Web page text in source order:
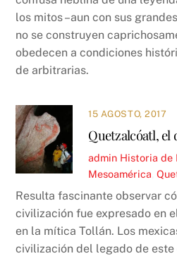
los mitos –aun con sus
no se construyen
obedecen a condiciones
de arbitrarias.
15 AGOSTO, 2017
Quetzalcóatl, el
admin Historia de
Mesoamérica ,
Resulta fascinante observar
civilización fue expresado en
en la mítica Tollán. Los
civilización del legado de